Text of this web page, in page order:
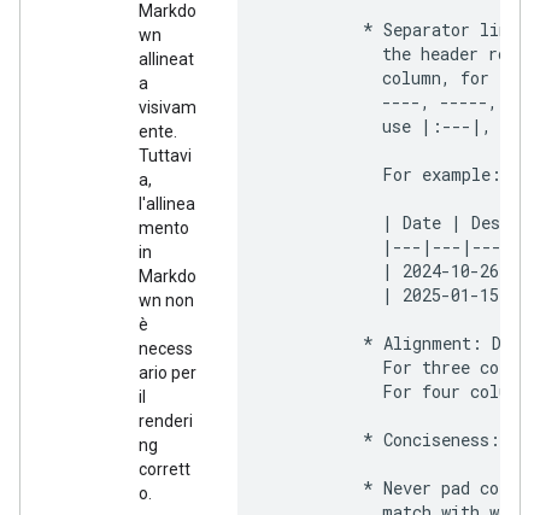
Markdo
wn
allineat
a
visivam
ente.
Tuttavi
a,
l'allinea
mento
in
Markdo
wn non
è
necess
ario per
il
renderi
ng
corrett
o.
* Separator line:
the header row.
column, for
----, -----,
use |:---|,
            For example:
| Date |
            |---|---|---|
| 2024-10-26 |
| 2025-01-15 |
* Alignment: Do
For three
For four
* Conciseness:
* Never pad